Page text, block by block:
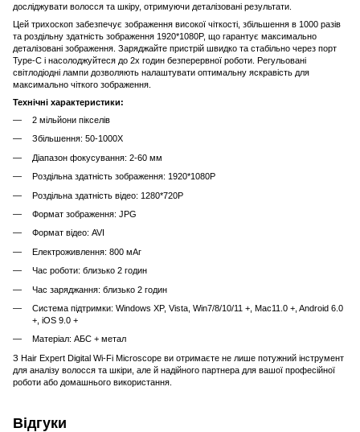
досліджувати волосся та шкіру, отримуючи деталізовані результати.
Цей трихоскоп забезпечує зображення високої чіткості, збільшення в 1000 разів
та роздільну здатність зображення 1920*1080P, що гарантує максимально
деталізовані зображення. Заряджайте пристрій швидко та стабільно через порт
Type-C і насолоджуйтеся до 2х годин безперервної роботи. Регульовані
світлодіодні лампи дозволяють налаштувати оптимальну яскравість для
максимально чіткого зображення.
Технічні характеристики:
2 мільйони пікселів
Збільшення: 50-1000X
Діапазон фокусування: 2-60 мм
Роздільна здатність зображення: 1920*1080P
Роздільна здатність відео: 1280*720P
Формат зображення: JPG
Формат відео: AVI
Електроживлення: 800 мАг
Час роботи: близько 2 годин
Час заряджання: близько 2 годин
Система підтримки: Windows XP, Vista, Win7/8/10/11 +, Mac11.0 +, Android 6.0
+, iOS 9.0 +
Матеріал: АБС + метал
З Hair Expert Digital Wi-Fi Microscope ви отримаєте не лише потужний інструмент
для аналізу волосся та шкіри, але й надійного партнера для вашої професійної
роботи або домашнього використання.
Відгуки